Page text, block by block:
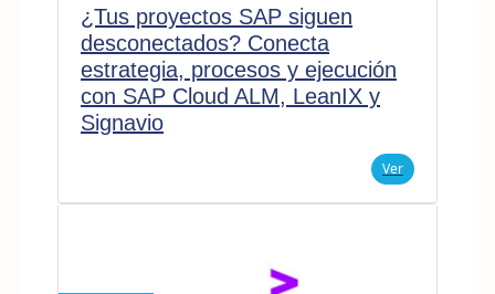
¿Tus proyectos SAP siguen
desconectados? Conecta
estrategia, procesos y ejecución
con SAP Cloud ALM, LeanIX y
Signavio
Ver